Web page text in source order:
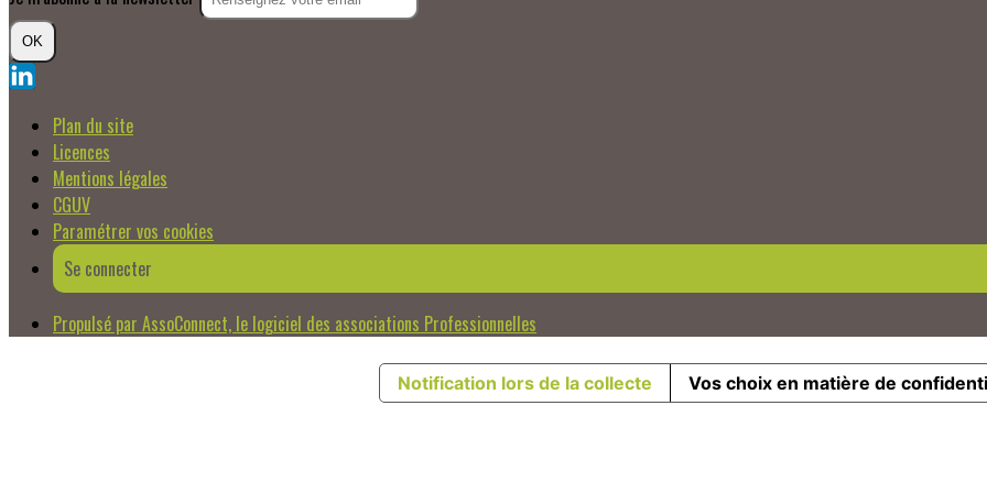
OK
Plan du site
Licences
Mentions légales
CGUV
Paramétrer vos cookies
Se connecter
Propulsé par AssoConnect, le logiciel des associations Professionnelles
Notification lors de la collecte Vos choix en matière de